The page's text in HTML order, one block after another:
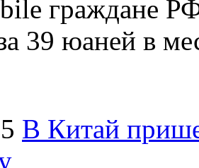
граждане
39 юаней в
В Китай